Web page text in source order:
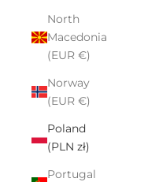
North
Macedonia
(EUR €)
Norway
(EUR €)
Poland
(PLN zł)
Portugal